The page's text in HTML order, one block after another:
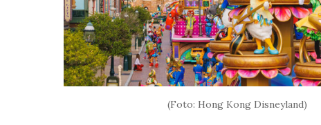
(Foto: Hong Kong Disneyland)